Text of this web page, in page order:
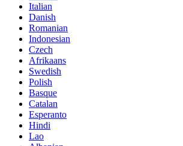
Italian
Danish
Romanian
Indonesian
Czech
Afrikaans
Swedish
Polish
Basque
Catalan
Esperanto
Hindi
Lao